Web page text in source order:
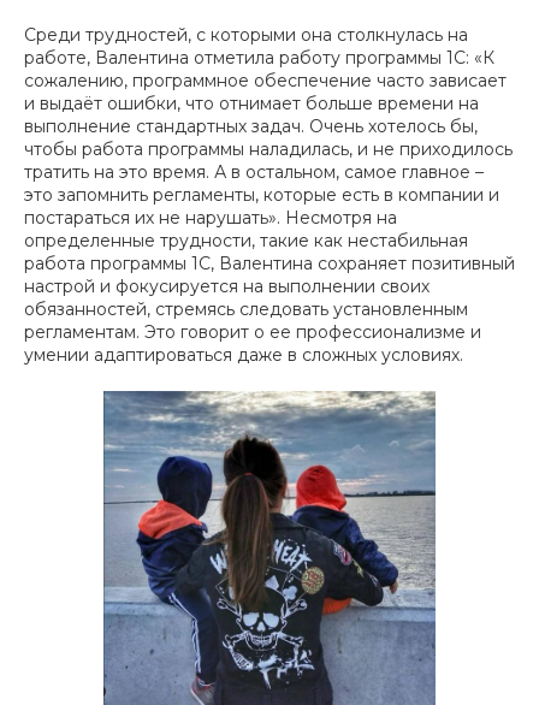
Среди трудностей, с которыми она столкнулась на
работе, Валентина отметила работу программы 1С: «К
сожалению, программное обеспечение часто зависает
и выдаёт ошибки, что отнимает больше времени на
выполнение стандартных задач. Очень хотелось бы,
чтобы работа программы наладилась, и не приходилось
тратить на это время. А в остальном, самое главное –
это запомнить регламенты, которые есть в компании и
постараться их не нарушать». Несмотря на
определенные трудности, такие как нестабильная
работа программы 1С, Валентина сохраняет позитивный
настрой и фокусируется на выполнении своих
обязанностей, стремясь следовать установленным
регламентам. Это говорит о ее профессионализме и
умении адаптироваться даже в сложных условиях.